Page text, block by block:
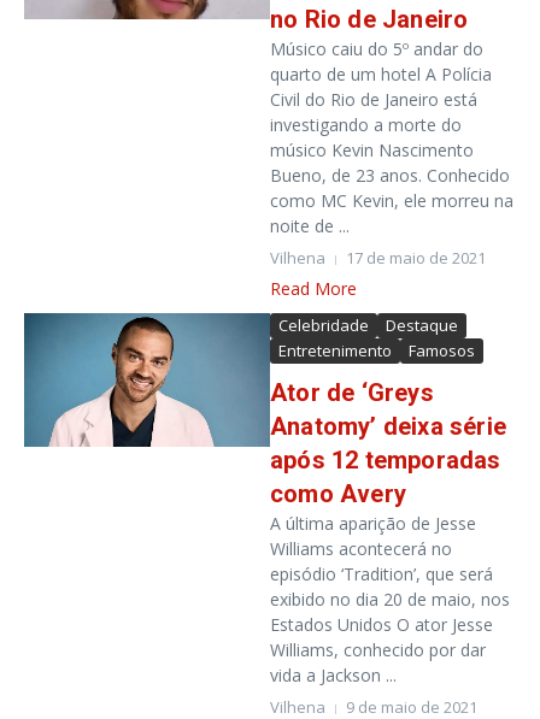
no Rio de Janeiro
Músico caiu do 5º andar do
quarto de um hotel A Polícia
Civil do Rio de Janeiro está
investigando a morte do
músico Kevin Nascimento
Bueno, de 23 anos. Conhecido
como MC Kevin, ele morreu na
noite de ...
Vilhena 17 de maio de 2021
Read More
Celebridade
Destaque
Entretenimento
Famosos
Ator de ‘Greys
Anatomy’ deixa série
após 12 temporadas
como Avery
A última aparição de Jesse
Williams acontecerá no
episódio ‘Tradition’, que será
exibido no dia 20 de maio, nos
Estados Unidos O ator Jesse
Williams, conhecido por dar
vida a Jackson ...
Vilhena 9 de maio de 2021